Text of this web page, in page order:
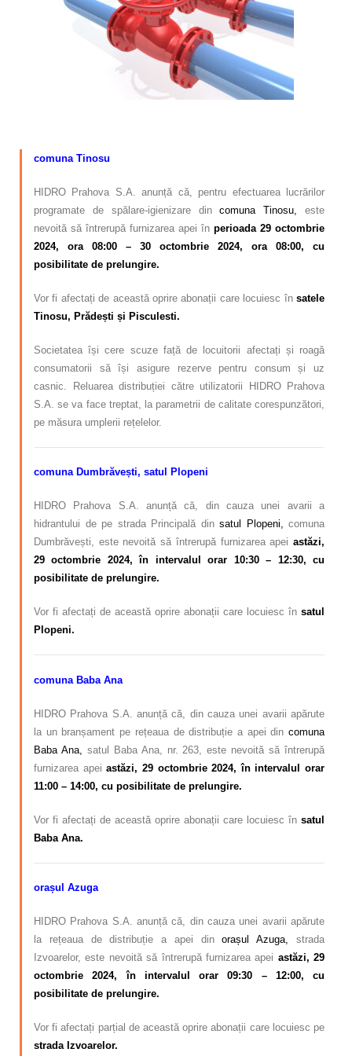
Calitatea apei
comuna Tinosu
HIDRO Prahova S.A. anunță că, pentru efectuarea lucrărilor
programate de spălare-igienizare dincomuna Tinosu,
este
nevoită să întrerupă furnizarea apei în perioada 29 octombrie
2024, ora 08:00 – 30 octombrie 2024, ora 08:00, cu
posibilitate de prelungire.
Vor fi afectați de această oprire abonații care locuiesc însatele
Tinosu, Prădești și Pisculesti.
Societatea își cere scuze față de locuitorii afectați și roagă
consumatorii să își asigure rezerve pentru consum și uz
casnic. Reluarea distribuției către utilizatorii HIDRO Prahova
S.A. se va face treptat, la parametrii de calitate corespunzători,
pe măsura umplerii rețelelor.
comuna Dumbrăvești, satul Plopeni
HIDRO Prahova S.A. anunță că, din cauza unei avarii a
hidrantului de pe strada Principală din satul Plopeni, comuna
Dumbrăvești, este nevoită să întrerupă furnizarea apei astăzi,
29 octombrie 2024, în intervalul orar 10:30 – 12:30, cu
posibilitate de prelungire.
Vor fi afectați de această oprire abonații care locuiesc în satul
Plopeni.
comuna Baba Ana
HIDRO Prahova S.A. anunță că, din cauza unei avarii apărute
la un branșament pe rețeaua de distribuție a apei din comuna
Baba Ana,
satul Baba Ana, nr. 263, este nevoită să întrerupă
furnizarea apeiastăzi, 29 octombrie 2024, în intervalul orar
11:00 – 14:00, cu posibilitate de prelungire.
Vor fi afectați de această oprire abonații care locuiesc în satul
Baba Ana.
orașul Azuga
HIDRO Prahova S.A. anunță că, din cauza unei avarii apărute
la rețeaua de distribuție a apei dinorașul Azuga, strada
Izvoarelor, este nevoită să întrerupă furnizarea apei astăzi, 29
octombrie 2024, în intervalul orar 09:30 – 12:00, cu
posibilitate de prelungire.
Vor fi afectați parțial de această oprire abonații care locuiesc pe
strada Izvoarelor.